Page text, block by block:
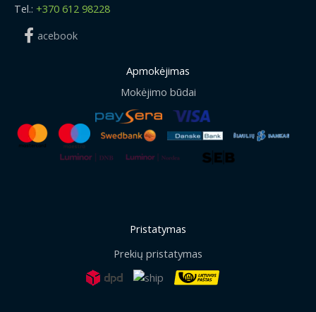
Tel.: +370 612 98228
acebook
Apmokėjimas
Mokėjimo būdai
Pristatymas
Prekių pristatymas